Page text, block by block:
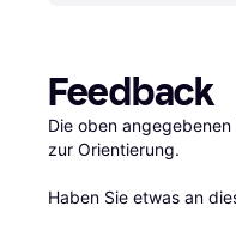
Feedback
Die oben
zur Orientierung.
Haben Sie etwas an